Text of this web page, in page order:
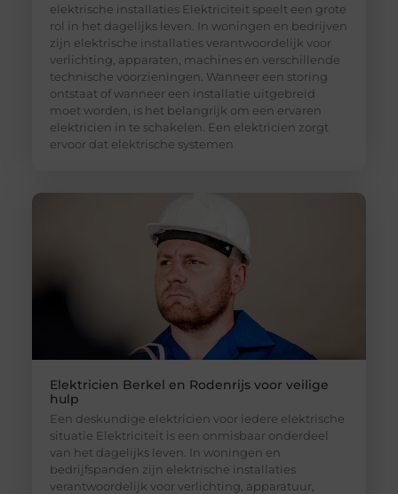
elektrische installaties Elektriciteit speelt een grote
rol in het dagelijks leven. In woningen en bedrijven
zijn elektrische installaties verantwoordelijk voor
verlichting, apparaten, machines en verschillende
technische voorzieningen. Wanneer een storing
ontstaat of wanneer een installatie uitgebreid
moet worden, is het belangrijk om een ervaren
elektricien in te schakelen. Een elektricien zorgt
ervoor dat elektrische systemen
Elektricien Berkel en Rodenrijs voor veilige
hulp
Een deskundige elektricien voor iedere elektrische
situatie Elektriciteit is een onmisbaar onderdeel
van het dagelijks leven. In woningen en
bedrijfspanden zijn elektrische installaties
verantwoordelijk voor verlichting, apparatuur,